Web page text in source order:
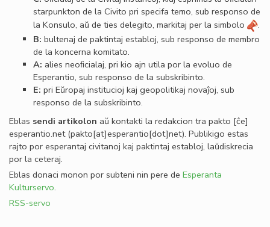
starpunkton de la Civito pri specifa temo, sub responso de
la Konsulo, aŭ de ties delegito, markitaj per la simbolo
.
B: bultenaj de paktintaj establoj, sub responso de membro
de la koncerna komitato.
A: alies neoﬁcialaj, pri kio ajn utila por la evoluo de
Esperantio, sub responso de la subskribinto.
E: pri Eŭropaj institucioj kaj geopolitikaj novaĵoj, sub
responso de la subskribinto.
Eblas sendi artikolon aŭ kontakti la redakcion tra pakto [ĉe]
esperantio.net(pakto[at]esperantio[dot]net). Publikigo estas
rajto por esperantaj civitanoj kaj paktintaj establoj, laŭdiskrecia
por la ceteraj.
Eblas donaci monon por subteni nin pere de Esperanta
Kulturservo.
RSS-servo